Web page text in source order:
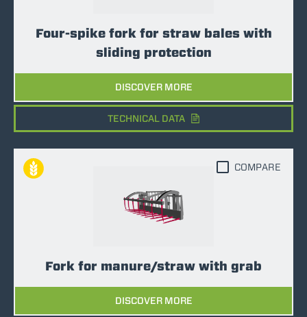
Four-spike fork for straw bales with
sliding protection
DISCOVER MORE
TECHNICAL DATA
Fork for manure/straw with grab
DISCOVER MORE
COMPARE